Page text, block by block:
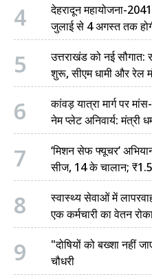
4
देहरादून महायोजना-
जुलाई से 4 अगस्त तक
5
उत्तराखंड को नई
शुरू, सीएम धामी और रेल
6
कांवड़ यात्रा मार्ग पर
नेम प्लेट अनिवार्य: मंत्री
7
‘मिशन सेफ फ्यूचर’
सीज, 14 के चालान; ₹1.5
8
स्वास्थ्य सेवाओं में
एक कर्मचारी का वेतन
9
"दोषियों को बख्शा नहीं
चौधरी